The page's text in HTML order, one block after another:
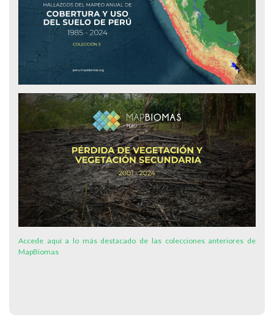
Accede aquí a lo más destacado de las colecciones anteriores de
MapBiomas